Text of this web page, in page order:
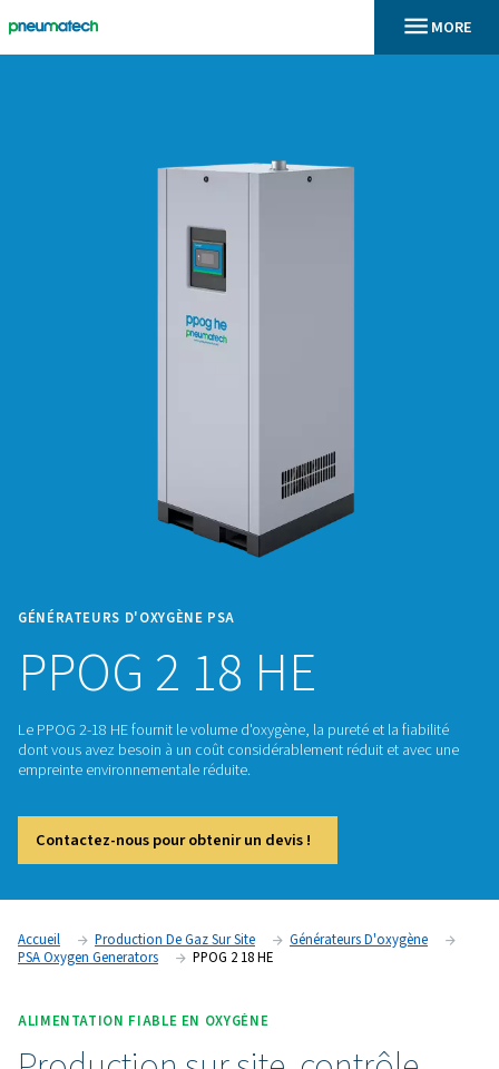
GÉNÉRATEURS D'OXYGÈNE PSA
PPOG 2 18 HE
dont vous avez besoin à un coût considérablement réduit
empreinte environnementale réduite.
Contactez-nous pour obtenir un devis !